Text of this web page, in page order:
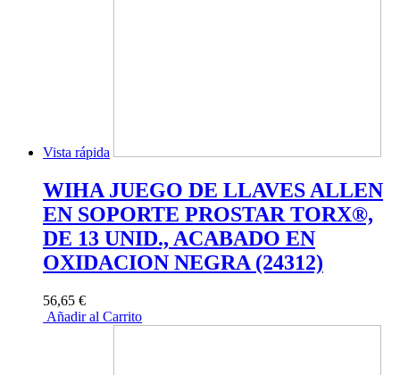
Vista rápida
WIHA JUEGO DE LLAVES ALLEN
EN SOPORTE PROSTAR TORX®,
DE 13 UNID., ACABADO EN
OXIDACION NEGRA (24312)
56,65 €
Añadir al Carrito